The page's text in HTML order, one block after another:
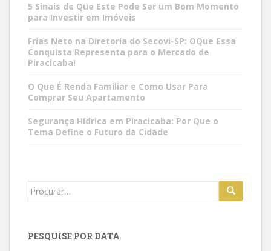
5 Sinais de Que Este Pode Ser um Bom Momento
para Investir em Imóveis
Frias Neto na Diretoria do Secovi-SP: OQue Essa
Conquista Representa para o Mercado de
Piracicaba!
O Que É Renda Familiar e Como Usar Para
Comprar Seu Apartamento
Segurança Hídrica em Piracicaba: Por Que o
Tema Define o Futuro da Cidade
Search
PESQUISE POR DATA